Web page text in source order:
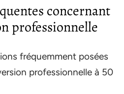
concernant
professionnelle
fréquemment posées
professionnelle à 50